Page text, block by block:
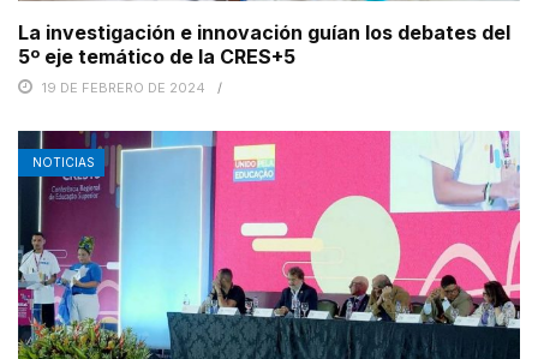
La investigación e innovación guían los debates del
5º eje temático de la CRES+5
19 DE FEBRERO DE 2024
NOTICIAS